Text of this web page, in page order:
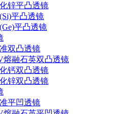
锌平凸透镜
平凸透镜
平凸透镜
双凸透镜
熔融石英双凸透镜
钙双凸透镜
锌双凸透镜
平凹透镜